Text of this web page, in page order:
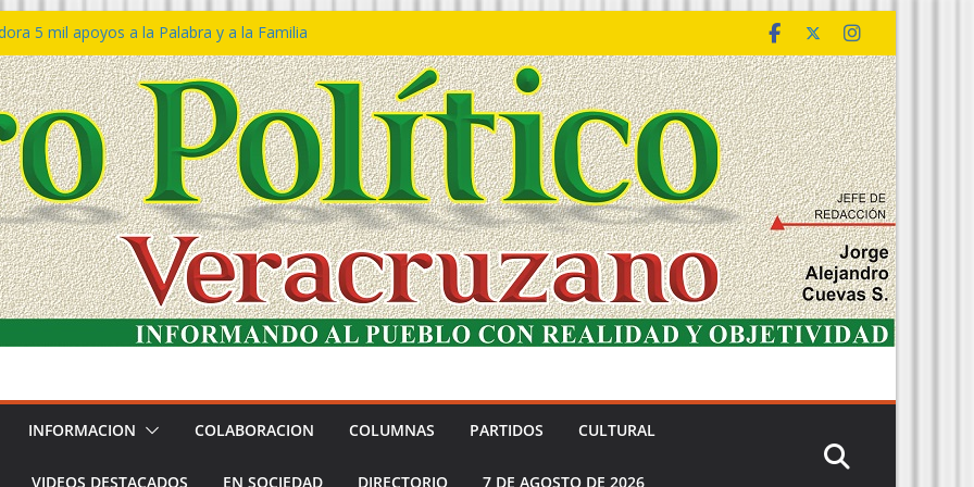
5 mil apoyos a la Palabra y a la Familia
Declaraciones de Procedencia en contra
𝙂𝙤𝙗𝙞𝙚𝙧𝙣𝙤 𝙙𝙚𝙡 𝙀𝙨𝙩𝙖𝙙𝙤 𝙖 𝙙𝙞𝙨𝙛𝙧𝙪𝙩𝙖𝙧
𝙙𝙚𝙡 𝙈𝙖𝙧 𝙚𝙣 𝘾𝙤𝙖𝙩𝙯𝙖𝙘𝙤𝙖𝙡𝙘𝙤𝙨
de policías con vocación de servicio y
SSP
Bravo rechaza acusaciones y asegura que
solicitud de desafuero
INFORMACION COLABORACION COLUMNAS PARTIDOS CULTURAL
VIDEOS DESTACADOS EN SOCIEDAD DIRECTORIO 7 DE AGOSTO DE 2026